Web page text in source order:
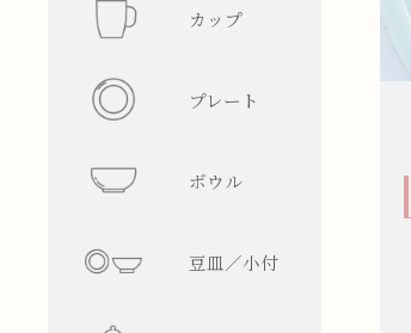
カップ
プレート
ボウル
豆皿／小付